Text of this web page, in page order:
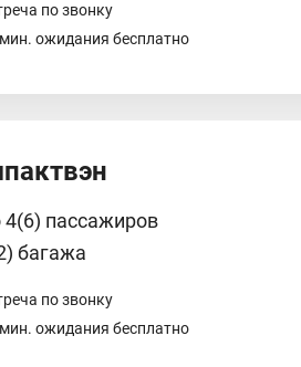
по звонку
ожидания бесплатно
4(6) пассажиров
багажа
по звонку
ожидания бесплатно